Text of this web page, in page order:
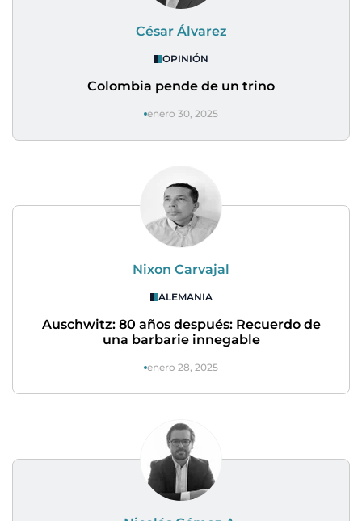
César Álvarez
OPINIÓN
Colombia pende de un trino
enero 30, 2025
Nixon Carvajal
ALEMANIA
Auschwitz: 80 años después: Recuerdo de
una barbarie innegable
enero 28, 2025